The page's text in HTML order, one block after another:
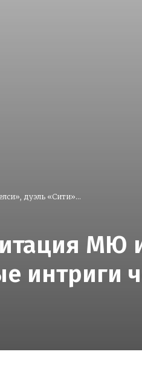
дуэль «Сити»...
МЮ
интриги